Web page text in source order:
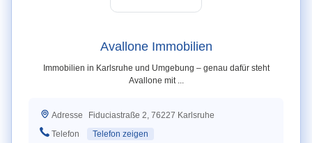
Avallone Immobilien
Immobilien in Karlsruhe und Umgebung – genau dafür steht
Avallone mit ...
Adresse
Fiduciastraße 2, 76227 Karlsruhe
Telefon
Telefon zeigen